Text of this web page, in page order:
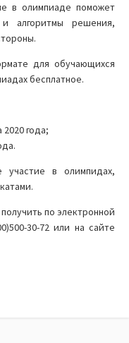
в олимпиаде поможет
алгоритмы решения,
для обучающихся
бесплатное.
года;
участие в олимпидах,
по электронной
30-72 или на сайте